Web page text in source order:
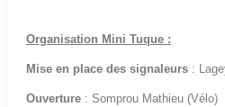
Organisation Mini Tuque :
Mise en place des signaleurs:
Ouverture: Somprou Mathieu (Vélo)